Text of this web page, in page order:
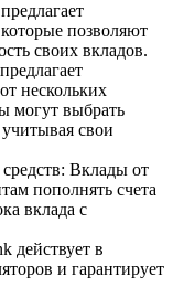
позволяют
своих вкладов.
нескольких
могут выбрать
свои
Вклады от
пополнять счета
вклада с
действует в
и гарантирует